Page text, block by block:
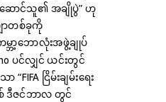
ော်ဆောင်သူ၏ အချိုပွဲ” ဟု
ာတစ်ခုကို
ဘာ့ဘောလုံးအဖွဲ့ချုပ်
ပင်လျှင် ယင်းတွင်
“FIFA ငြိမ်းချမ်းရေး
ဒီဇင်ဘာလ တွင်